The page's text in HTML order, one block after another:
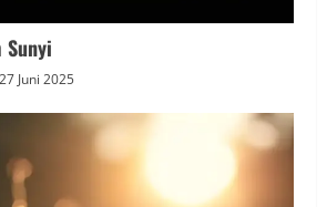
Sunyi
27 Juni 2025